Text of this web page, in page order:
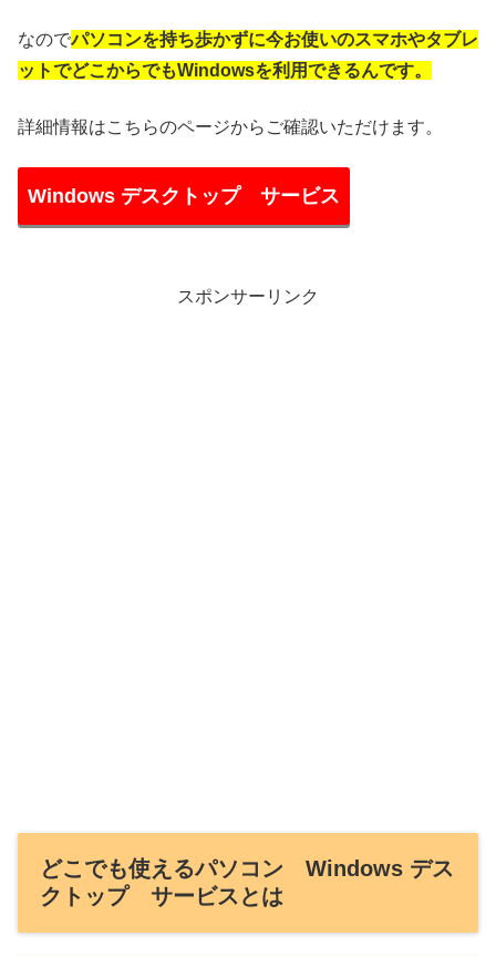
なのでパソコンを持ち歩かずに今お使いのスマホやタブレ
ットでどこからでもWindowsを利用できるんです。
詳細情報はこちらのページからご確認いただけます。
Windows デスクトップ サービス
スポンサーリンク
どこでも使えるパソコン Windows デス
クトップ サービスとは